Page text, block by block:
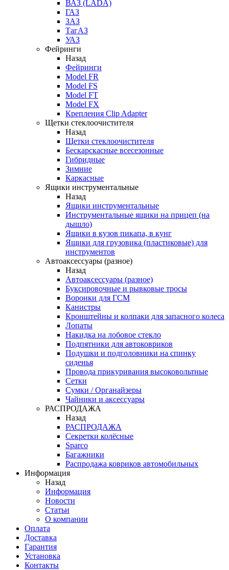
ВАЗ (LADA)
ГАЗ
ЗАЗ
ТагАЗ
УАЗ
Фейринги
Назад
Фейринги
Model FR
Model FS
Model FT
Model FX
Крепления Clip Adapter
Щетки стеклоочистителя
Назад
Щетки стеклоочистителя
Бескарскасные всесезонные
Гибридные
Зимние
Каркасные
Ящики инструментальные
Назад
Ящики инструментальные
Инструментальные ящики на прицеп (на
дышло)
Ящики в кузов пикапа, в кунг
Ящики для грузовика (пластиковые) для
инструментов
Автоаксессуары (разное)
Назад
Автоаксессуары (разное)
Буксировочные и рывковые тросы
Воронки для ГСМ
Канистры
Кронштейны и колпаки для запасного колеса
Лопаты
Накидка на лобовое стекло
Подпятники для автоковриков
Подушки и подголовники на спинку
сиденья
Провода прикуривания высоковольтные
Сетки
Сумки / Органайзеры
Чайники и аксессуары
РАСПРОДАЖА
Назад
РАСПРОДАЖА
Секретки колёсные
Sparco
Багажники
Распродажа ковриков автомобильных
Информация
Назад
Информация
Новости
Статьи
О компании
Оплата
Доставка
Гарантия
Установка
Контакты